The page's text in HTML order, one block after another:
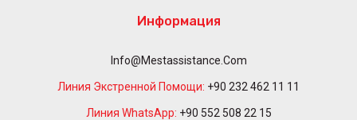
Информация
Info@mestassistance.com
Линия Экстренной Помощи: +90 232 462 11 11
Линия WhatsApp: +90 552 508 22 15